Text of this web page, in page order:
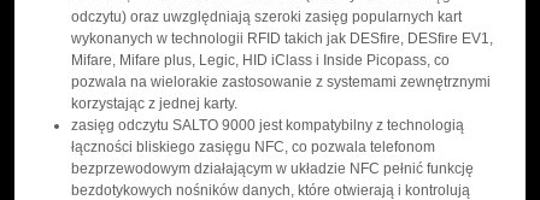
odczytu) oraz uwzględniają szeroki zasięg popularnych kart
wykonanych w technologii RFID takich jak DESfire, DESfire EV1,
Mifare, Mifare plus, Legic, HID iClass i Inside Picopass, co
pozwala na wielorakie zastosowanie z systemami zewnętrznymi
korzystając z jednej karty.
zasięg odczytu SALTO 9000 jest kompatybilny z technologią
łączności bliskiego zasięgu NFC, co pozwala telefonom
bezprzewodowym działającym w układzie NFC pełnić funkcję
bezdotykowych nośników danych, które otwierają i kontrolują